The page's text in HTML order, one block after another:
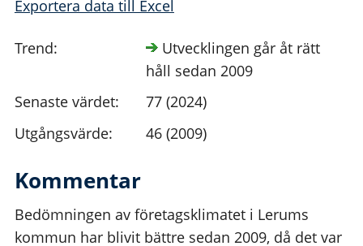
Exportera data till Excel
Trend:
Utvecklingen går åt rätt
håll sedan 2009
Senaste värdet:
77 (2024)
Utgångsvärde:
46 (2009)
Kommentar
Bedömningen av företagsklimatet i Lerums
kommun har blivit bättre sedan 2009, då det var